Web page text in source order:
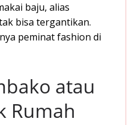
baju, alias
bisa tergantikan.
peminat fashion di
atau
Rumah